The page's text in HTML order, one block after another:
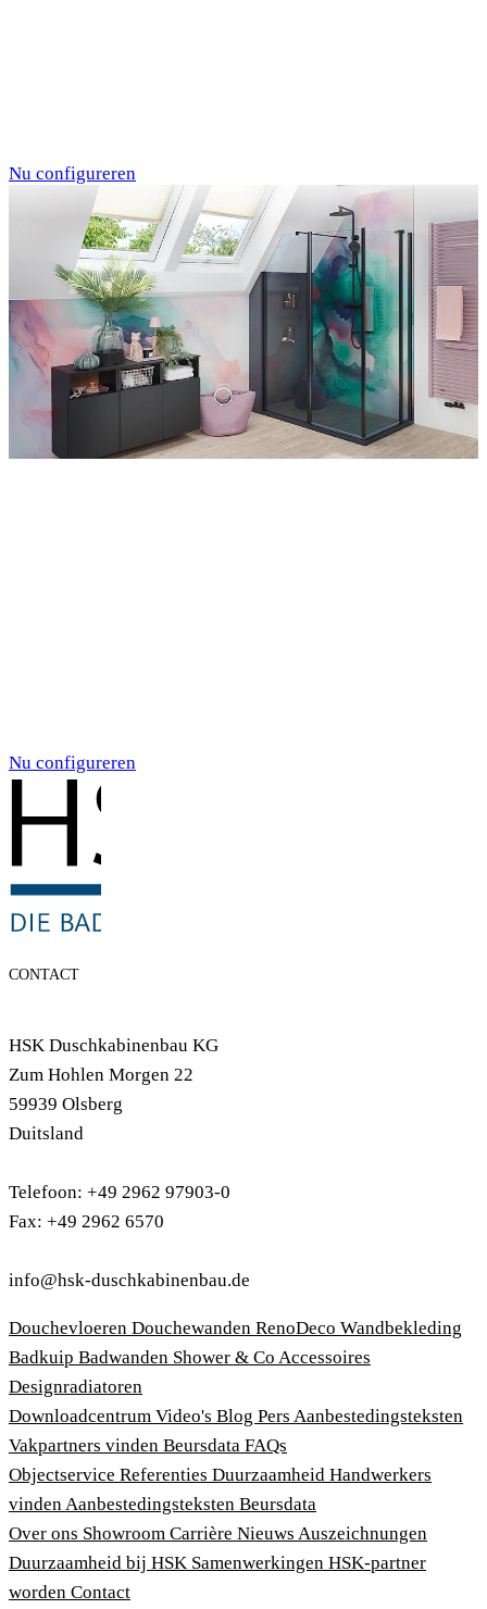
Nu configureren
Nu configureren
CONTACT
HSK Duschkabinenbau KG
Zum Hohlen Morgen 22
59939 Olsberg
Duitsland
Telefoon: +49 2962 97903-0
Fax: +49 2962 6570
info@hsk-duschkabinenbau.de
Douchevloeren Douchewanden RenoDeco Wandbekleding
Badkuip Badwanden Shower & Co Accessoires
Designradiatoren
Downloadcentrum Video's Blog Pers Aanbestedingsteksten
Vakpartners vinden Beursdata FAQs
Objectservice Referenties Duurzaamheid Handwerkers
vindenAanbestedingsteksten Beursdata
Over ons Showroom Carrière Nieuws Auszeichnungen
Duurzaamheid bij HSK Samenwerkingen HSK-partner
worden Contact